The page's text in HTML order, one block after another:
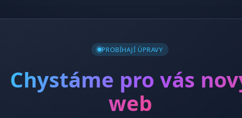
PROBÍHAJÍ ÚPRAVY
Chystáme pro vás
web